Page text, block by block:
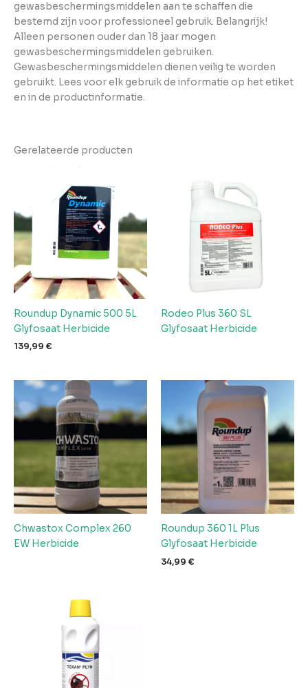
gewasbeschermingsmiddelen aan te schaffen die
bestemd zijn voor professioneel gebruik. Belangrijk!
Alleen personen ouder dan 18 jaar mogen
gewasbeschermingsmiddelen gebruiken.
Gewasbeschermingsmiddelen dienen veilig te worden
gebruikt. Lees voor elk gebruik de informatie op het etiket
en in de productinformatie.
Gerelateerde producten
Roundup Dynamic 500 5L
Glyfosaat Herbicide
139,99 €
Rodeo Plus 360 SL
Glyfosaat Herbicide
Chwastox Complex 260
EW Herbicide
Roundup 360 1L Plus
Glyfosaat Herbicide
34,99 €